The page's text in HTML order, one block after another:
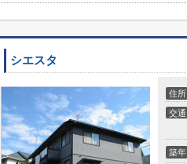
シエスタ
住所
交通
築年